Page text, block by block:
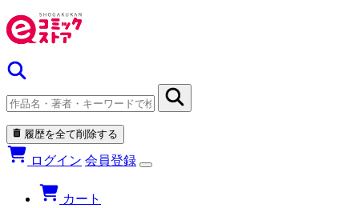
履歴を全て削除する
ログイン 会員登録
カート